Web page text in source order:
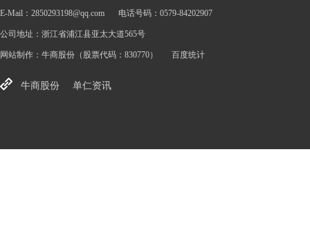
E-Mail：2850293198@qq.com 电话号码：0579-84202907
公司地址：浙江省浦江县亚太大道565号
网站制作： 牛商股份 （股票代码：830770） 百度统计
牛商股份 单仁资讯